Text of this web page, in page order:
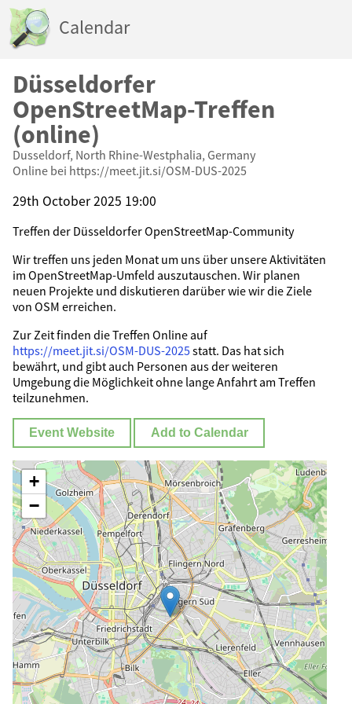
Calendar
Düsseldorfer
OpenStreetMap-Treffen
(online)
Dusseldorf, North Rhine-Westphalia, Germany
Online bei https://meet.jit.si/OSM-DUS-2025
29th October 2025 19:00
Treffen der Düsseldorfer OpenStreetMap-Community
Wir treffen uns jeden Monat um uns über unsere Aktivitäten
im OpenStreetMap-Umfeld auszutauschen. Wir planen
neuen Projekte und diskutieren darüber wie wir die Ziele
von OSM erreichen.
Zur Zeit finden die Treffen Online auf
https://meet.jit.si/OSM-DUS-2025statt. Das hat sich
bewährt, und gibt auch Personen aus der weiteren
Umgebung die Möglichkeit ohne lange Anfahrt am Treffen
teilzunehmen.
Event Website Add to Calendar
+
−